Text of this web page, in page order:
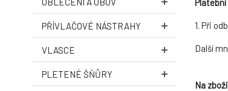
PŘÍVLAČOVÉ NÁSTRAHY
VLASCE
PLETENÉ ŠŇŮRY
Platební
1. Při
Další
Na